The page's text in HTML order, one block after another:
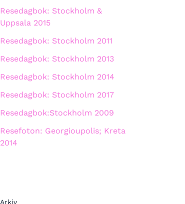
Resedagbok: Stockholm &
Uppsala 2015
Resedagbok: Stockholm 2011
Resedagbok: Stockholm 2013
Resedagbok: Stockholm 2014
Resedagbok: Stockholm 2017
Resedagbok:Stockholm 2009
Resefoton: Georgioupolis; Kreta
2014
Arkiv